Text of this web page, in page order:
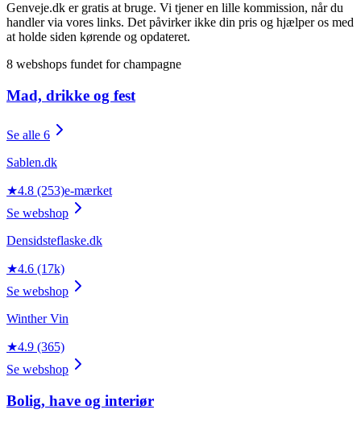
Genveje.dk er gratis at bruge. Vi tjener en lille kommission, når du
handler via vores links. Det påvirker ikke din pris og hjælper os med
at holde siden kørende og opdateret.
8 webshops fundet for champagne
Mad, drikke og fest
Se alle 6
Sablen.dk
★4.8 (253)e‑mærket
Se webshop
Densidsteflaske.dk
★4.6 (17k)
Se webshop
Winther Vin
★4.9 (365)
Se webshop
Bolig, have og interiør